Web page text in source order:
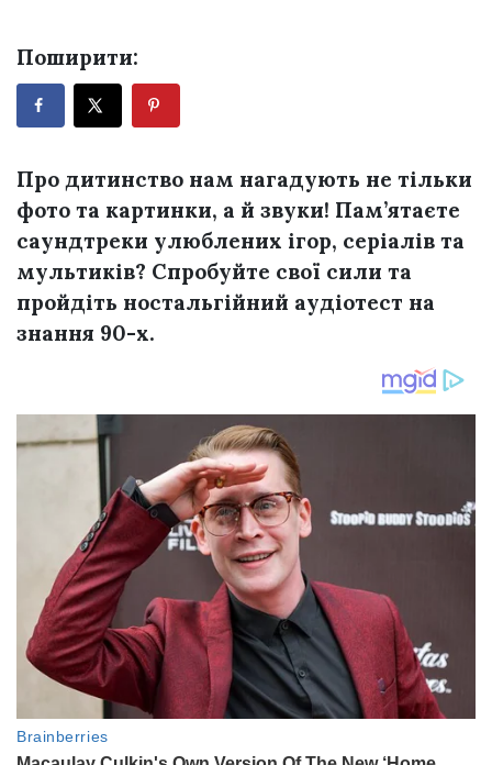
Поширити:
Про дитинство нам нагадують не тільки
фото та картинки, а й звуки! Пам’ятаєте
саундтреки улюблених ігор, серіалів та
мультиків? Спробуйте свої сили та
пройдіть ностальгійний аудіотест на
знання 90-х.